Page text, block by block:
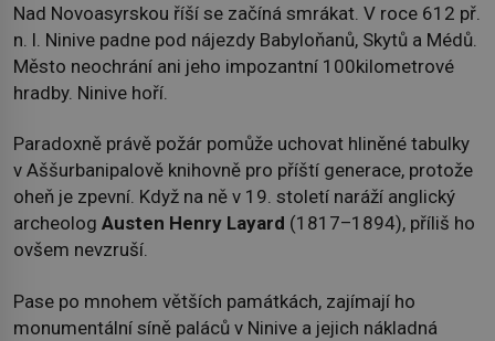
Nad Novoasyrskou říší se začíná smrákat. V roce 612 př.
n. l. Ninive padne pod nájezdy Babyloňanů, Skytů a Médů.
Město neochrání ani jeho impozantní 100kilometrové
hradby. Ninive hoří.
Paradoxně právě požár pomůže uchovat hliněné tabulky
v Aššurbanipalově knihovně pro příští generace, protože
oheň je zpevní. Když na ně v 19. století naráží anglický
archeolog Austen Henry Layard (1817–1894), příliš ho
ovšem nevzruší.
Pase po mnohem větších památkách, zajímají ho
monumentální síně paláců v Ninive a jejich nákladná